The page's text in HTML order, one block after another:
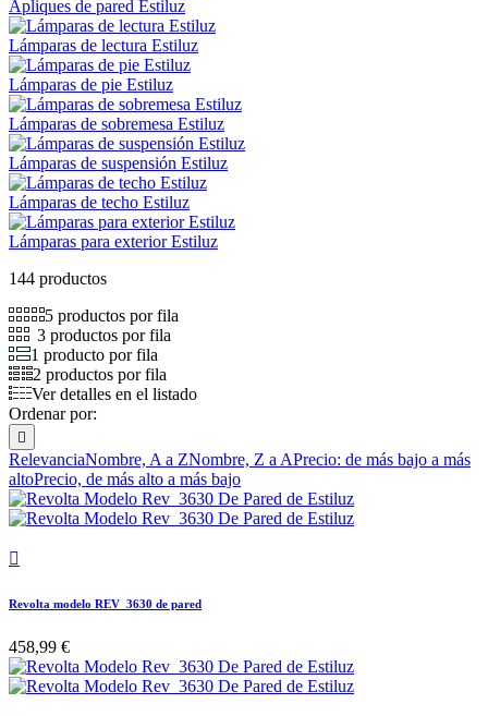
Apliques de pared Estiluz
Lámparas de lectura Estiluz
Lámparas de pie Estiluz
Lámparas de sobremesa Estiluz
Lámparas de suspensión Estiluz
Lámparas de techo Estiluz
Lámparas para exterior Estiluz
144 productos
5 productos por fila
3 productos por fila
1 producto por fila
2 productos por fila
Ver detalles en el listado
Ordenar por:

RelevanciaNombre, A a ZNombre, Z a APrecio: de más bajo a más
altoPrecio, de más alto a más bajo

Revolta modelo REV_3630 de pared
458,99 €